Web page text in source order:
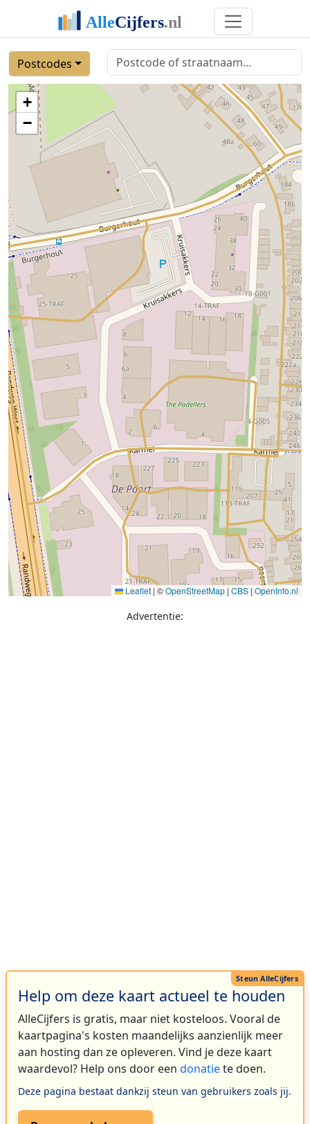
Postcodes
+
−
Leaflet | ©OpenStreetMap | CBS | OpenInfo.nl
Advertentie:
Help om deze kaart actueel te houden
AlleCijfers is gratis, maar niet kosteloos. Vooral de
kaartpagina's kosten maandelijks aanzienlijk meer
aan hosting dan ze opleveren. Vind je deze kaart
waardevol? Help ons door een donatiete doen.
Deze pagina bestaat dankzij steun van gebruikers zoals jij.